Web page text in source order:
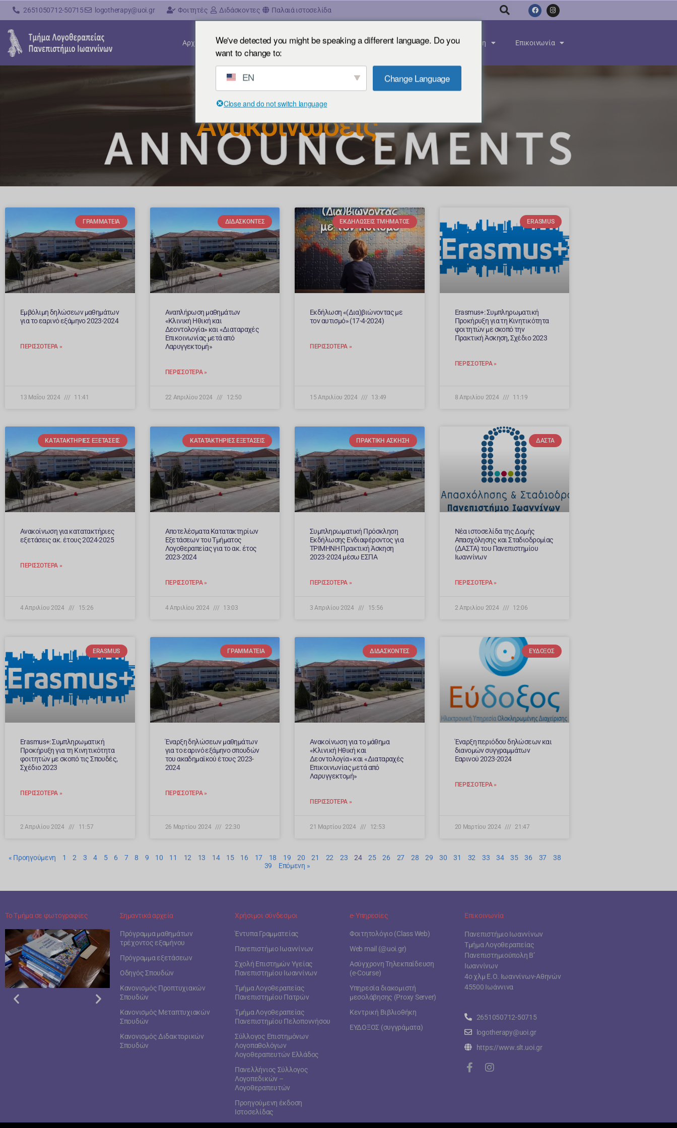
2651050712-50715 logotherapy@uoi.gr Φοιτητές Διδάσκοντες Παλαιά ιστοσελίδα
Αρχική Το Τμήμα Σπουδές Έρευνα Προσωπικό Ενημέρωση Επικοινωνία
Ανακοινώσεις
ΓΡΑΜΜΑΤΕΊΑ
Εμβόλιμη δηλώσεων μαθημάτων
για το εαρινό εξάμηνο 2023-2024
ΠΕΡΙΣΣΌΤΕΡΑ »
13 Μαΐου 2024 11:41
ΔΙΔΆΣΚΟΝΤΕΣ
Αναπλήρωση μαθημάτων
«Κλινική Ηθική και
Δεοντολογία» και «Διαταραχές
Επικοινωνίας μετά από
Λαρυγγεκτομή»
ΠΕΡΙΣΣΌΤΕΡΑ »
22 Απριλίου 2024 12:50
ΕΚΔΗΛΏΣΕΙΣ ΤΜΉΜΑΤΟΣ
Εκδήλωση «(Δια)βιώνοντας με
τον αυτισμό» (17-4-2024)
ΠΕΡΙΣΣΌΤΕΡΑ »
15 Απριλίου 2024 13:49
ERASMUS
Erasmus+: Συμπληρωματική
Προκήρυξη για τη Κινητικότητα
φοιτητών με σκοπό την
Πρακτική Άσκηση, Σχέδιο 2023
ΠΕΡΙΣΣΌΤΕΡΑ »
8 Απριλίου 2024 11:19
ΚΑΤΑΤΑΚΤΉΡΙΕΣ ΕΞΕΤΆΣΕΙΣ
Ανακοίνωση για κατατακτήριες
εξετάσεις ακ. έτους 2024-2025
ΠΕΡΙΣΣΌΤΕΡΑ »
4 Απριλίου 2024 15:26
ΚΑΤΑΤΑΚΤΉΡΙΕΣ ΕΞΕΤΆΣΕΙΣ
Αποτελέσματα Κατατακτηρίων
Εξετάσεων του Τμήματος
Λογοθεραπείας για το ακ. έτος
2023-2024
ΠΕΡΙΣΣΌΤΕΡΑ »
4 Απριλίου 2024 13:03
ΠΡΑΚΤΙΚΉ ΆΣΚΗΣΗ
Συμπληρωματική Πρόσκληση
Εκδήλωσης Ενδιαφέροντος για
ΤΡΙΜΗΝΗ Πρακτική Άσκηση
2023-2024 μέσω ΕΣΠΑ
ΠΕΡΙΣΣΌΤΕΡΑ »
3 Απριλίου 2024 15:56
ΔΑΣΤΑ
Νέα ιστοσελίδα της Δομής
Απασχόλησης και Σταδιοδρομίας
(ΔΑΣΤΑ) του Πανεπιστημίου
Ιωαννίνων
ΠΕΡΙΣΣΌΤΕΡΑ »
2 Απριλίου 2024 12:06
ERASMUS
Erasmus+: Συμπληρωματική
Προκήρυξη για τη Κινητικότητα
φοιτητών με σκοπό τις Σπουδές,
Σχέδιο 2023
ΠΕΡΙΣΣΌΤΕΡΑ »
2 Απριλίου 2024 11:57
ΓΡΑΜΜΑΤΕΊΑ
Έναρξη δηλώσεων μαθημάτων
για το εαρινό εξάμηνο σπουδών
του ακαδημαϊκού έτους 2023-
2024
ΠΕΡΙΣΣΌΤΕΡΑ »
26 Μαρτίου 2024 22:30
ΔΙΔΆΣΚΟΝΤΕΣ
Ανακοίνωση για το μάθημα
«Κλινική Ηθική και
Δεοντολογία» και «Διαταραχές
Επικοινωνίας μετά από
Λαρυγγεκτομή»
ΠΕΡΙΣΣΌΤΕΡΑ »
21 Μαρτίου 2024 12:53
ΕΥΔΟΞΟΣ
Έναρξη περιόδου δηλώσεων και
διανομών συγγραμμάτων
Εαρινού 2023-2024
ΠΕΡΙΣΣΌΤΕΡΑ »
20 Μαρτίου 2024 21:47
« Προηγούμενη 1 2 3 4 5 6 7 8 9 10 11 12 13 14 15 16 17 18 19 20 21 22 23 24 25 26 27 28 29 30 31 32 33 34 35 36 37
38
39
Επόμενη »
Το Τμήμα σε φωτογραφίες Σημαντικά αρχεία
Πρόγραμμα μαθημάτων
τρέχοντος εξαμήνου
Πρόγραμμα εξετάσεων
Οδηγός Σπουδών
Κανονισμός Προπτυχιακών
Σπουδών
Κανονισμός Μεταπτυχιακών
Σπουδών
Κανονισμός Διδακτορικών
Σπουδών
Χρήσιμοι σύνδεσμοι
Έντυπα Γραμματείας
Πανεπιστήμιο Ιωαννίνων
Σχολή Επιστημών Υγείας
Πανεπιστημίου Ιωαννίνων
Τμήμα Λογοθεραπείας
Πανεπιστημίου Πατρών
Τμήμα Λογοθεραπείας
Πανεπιστημίου Πελοποννήσου
Σύλλογος Επιστημόνων
Λογοπαθολόγων
Λογοθεραπευτών Ελλάδος
Πανελλήνιος Σύλλογος
Λογοπεδικών –
Λογοθεραπευτών
Προηγούμενη έκδοση
Ιστοσελίδας
e- Υπηρεσίες
Φοιτητολόγιο (Class Web)
Web mail (@uoi.gr)
Ασύγχρονη Τηλεκπαίδευση
(e-Course)
Υπηρεσία διακομιστή
μεσολάβησης (Proxy Server)
Κεντρική Βιβλιοθήκη
ΕΥΔΟΞΟΣ (συγγράματα)
Επικοινωνία
Πανεπιστήμιο Ιωαννίνων
Τμήμα Λογοθεραπείας
Πανεπιστημιούπολη Β’
Ιωαννίνων
4ο χλμ Ε.Ο. Ιωαννίνων-Αθηνών
45500 Ιωάννινα
2651050712-50715
logotherapy@uoi.gr
https://www.slt.uoi.gr
We've detected you might be speaking a different language. Do you
want to change to:
EN Change Language
Close and do not switch language